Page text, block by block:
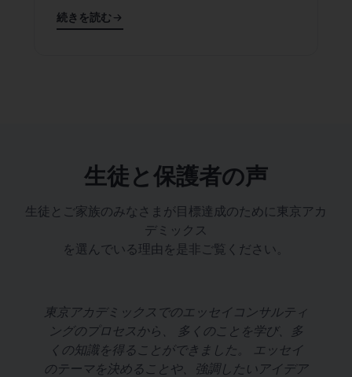
続きを読む
生徒と保護者の声
生徒とご家族のみなさまが目標達成のために東京アカ
デミックス
を選んでいる理由を是非ご覧ください。
東京アカデミックスでのエッセイコンサルティ
ングのプロセスから、 多くのことを学び、多
くの知識を得ることができました。 エッセイ
のテーマを決めることや、強調したいアイデア